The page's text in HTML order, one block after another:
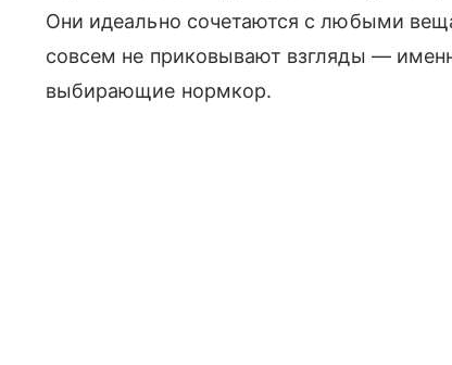
Они идеально сочетаются с любыми
совсем не приковывают взгляды —
выбирающие нормкор.